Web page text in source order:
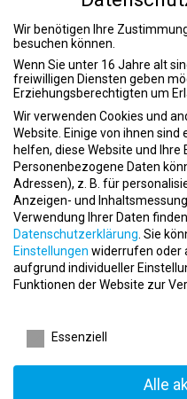
letzten Monate mit
Exklusiver Bereich für
ausschließlich unseren
steht, um in einer
Effizientes Training mit
Chipkartengesteuerte
chipkartengesteuerten
Gesundheitszirkel
Training in nur 17,5 Minuten.
FIVE Rücken- und
Zentrum hilft Ihnen, fitter
erlangen und Ihre
Altersgruppen.
SensoPro:Exklusiv in Bonn
eignet.
Besondere Angebote
Wir benötigen Ihre
besuchen können.
Wenn Sie unter 16 Jahre alt
freiwilligen Diensten geben
Erziehungsberechtigten um
Wir verwenden Cookies und
Website. Einige von ihnen
helfen, diese Website und Ihre
Personenbezogene Daten
Adressen), z. B. für
Anzeigen- und Inhaltsmessung.
Verwendung Ihrer Daten
Datenschutzerklärung Sie
Einstellungen widerrufen oder
aufgrund individueller
Funktionen der Website zur
Essenziell
Alle